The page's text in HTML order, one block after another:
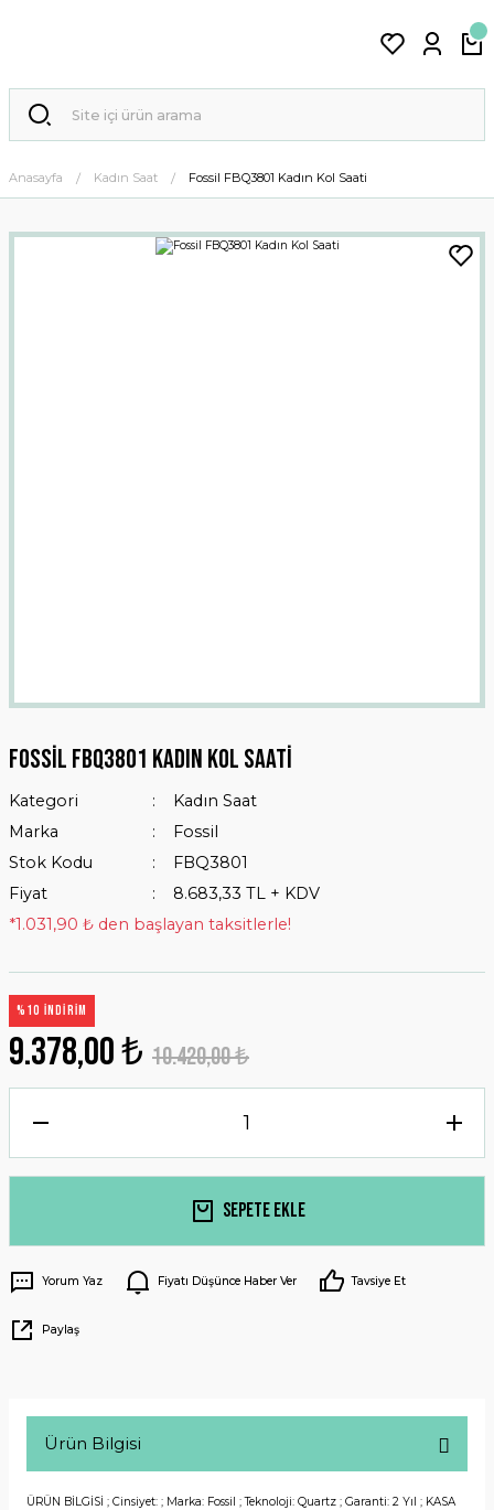
Anasayfa Kadın Saat Fossil FBQ3801 Kadın Kol Saati
Fossil FBQ3801 Kadın Kol Saati
Kategori
Kadın Saat
Marka
Fossil
Stok Kodu
FBQ3801
Fiyat
8.683,33 TL + KDV
*1.031,90 ₺ den başlayan taksitlerle!
%10 İNDİRİM
9.378,00 ₺ 10.420,00 ₺
Sepete Ekle
Yorum Yaz Fiyatı Düşünce Haber Ver Tavsiye Et
Paylaş
Ürün Bilgisi
ÜRÜN BİLGİSİ ; Cinsiyet: ; Marka: Fossil ; Teknoloji: Quartz ; Garanti: 2 Yıl ; KASA